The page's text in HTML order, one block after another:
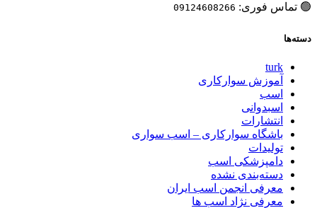
🟢 تماس فوری: 09124608266
دسته‌ها
turk
آموزش سوارکاری
اسب
اسبدوانی
انتشارات
باشگاه سوارکاری – اسب سواری
تولیدات
دامپزشکی اسب
دسته‌بندی نشده
معرفی انجمن اسب ایران
معرفی نژاد اسب ها